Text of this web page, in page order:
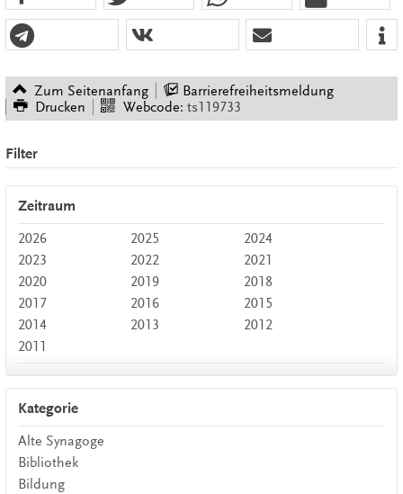
Zum Seitenanfang
Barrierefreiheitsmeldung
Drucken
Webcode: ts119733
Filter
Zeitraum
2026 2025
2024
2023
2022
2021
2020
2019
2018
2017
2016
2015
2014
2013
2012
2011
Kategorie
Alte Synagoge
Bibliothek
Bildung